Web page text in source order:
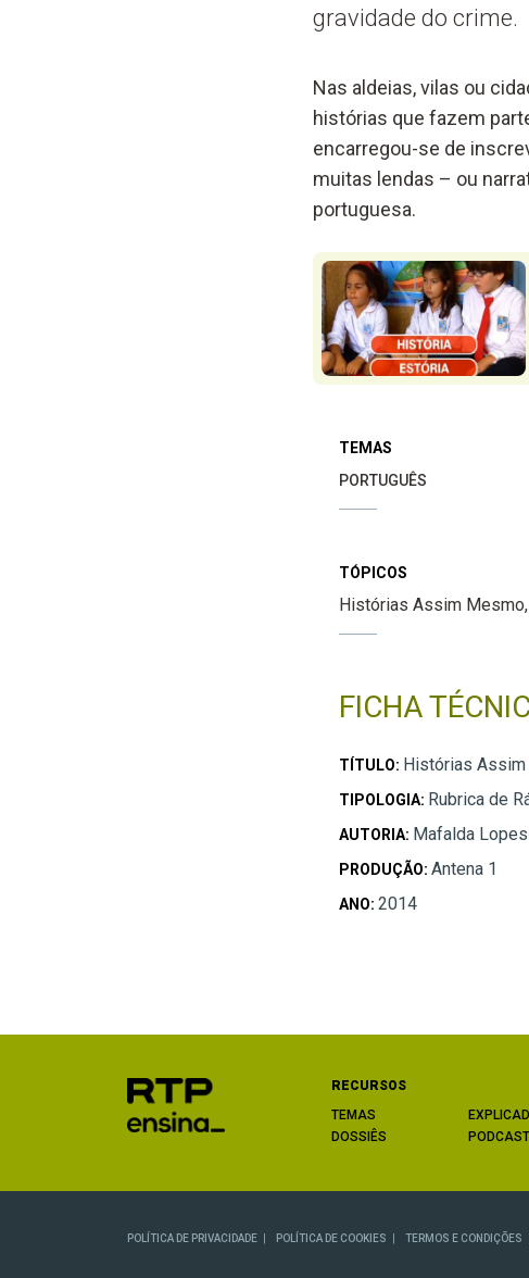
gravidade do crime.
Nas aldeias, vilas ou
histórias que fazem
encarregou-se de
muitas lendas – ou
portuguesa.
TEMAS
PORTUGUÊS
TÓPICOS
Histórias Assim Mesmo
FICHA
TÍTULO: Histórias
TIPOLOGIA: Rubrica de
AUTORIA: Mafalda
PRODUÇÃO: Antena 1
ANO: 2014
RECURSOS
TEMAS
DOSSIÊS
POLÍTICA DE PRIVACIDADE POLÍTICA DE COOKIES TERMOS E CONDIÇÕES